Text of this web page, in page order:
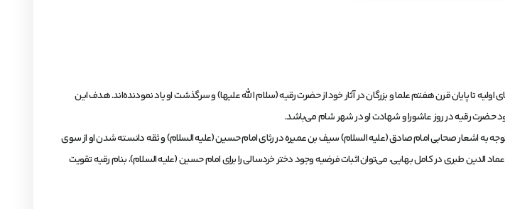
تا پایان قرن هفتم علما و بزرگان در آثار خود از حضرت رقیه (سلام الله علیها) و سرگذشت او یاد نمودنده‌اند. هدف این
حضرت رقیه در روز عاشورا و شهادت او در شهر شام می‌باشد.
به اشعار صحابی امام صادق (علیه السلام) سیف بن عمیره در رثای امام حسین (علیه السلام) و ثقه دانسته شدن او از سوی
طبری در کامل بهایی، می‌توان اثبات فرضیه وجود دختر خردسالی را برای امام حسین (علیه السلام)، بنام رقیه تقویت